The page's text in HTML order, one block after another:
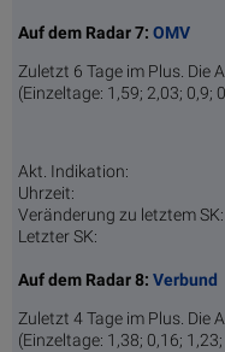
Auf dem Radar 7: OMV
Zuletzt 6 Tage im Plus. Die
(Einzeltage: 1,59; 2,03; 0,9;
Akt. Indikation:
Uhrzeit:
Veränderung zu letztem SK:
Letzter SK:
Auf dem Radar 8: Verbund
Zuletzt 4 Tage im Plus. Die
(Einzeltage: 1,38; 0,16;